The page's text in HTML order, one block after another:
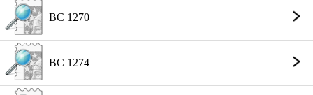
BC 1270
BC 1274